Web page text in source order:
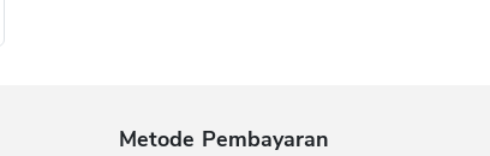
Metode Pembayaran